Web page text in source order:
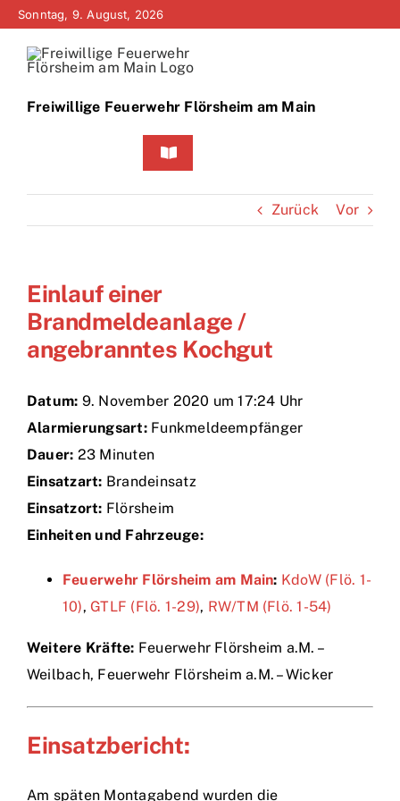
Zum
springen
Sonntag, 9. August, 2026
Freiwillige Feuerwehr Flörsheim am Main
Toggle
Home
Bürgerinfo
Über uns
Zurück Vor
Einlauf einer
Brandmeldeanlage /
angebranntes Kochgut
Datum: 9. November 2020 um 17:24 Uhr
Alarmierungsart:Funkmeldeempfänger
Dauer: 23 Minuten
Einsatzart: Brandeinsatz
Einsatzort: Flörsheim
Einheiten und Fahrzeuge:
Feuerwehr Flörsheim am Main: KdoW (Flö. 1-
10), GTLF (Flö. 1-29), RW/TM (Flö. 1-54)
Weitere Kräfte: Feuerwehr Flörsheim a.M. –
Weilbach, Feuerwehr Flörsheim a.M. – Wicker
Einsatzbericht:
Am späten Montagabend wurden die